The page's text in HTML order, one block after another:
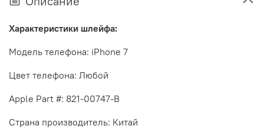
Характеристики шлейфа:
Модель телефона: iPhone 7
Цвет телефона: Любой
Apple Part #: 821-00747-B
Страна производитель: Китай